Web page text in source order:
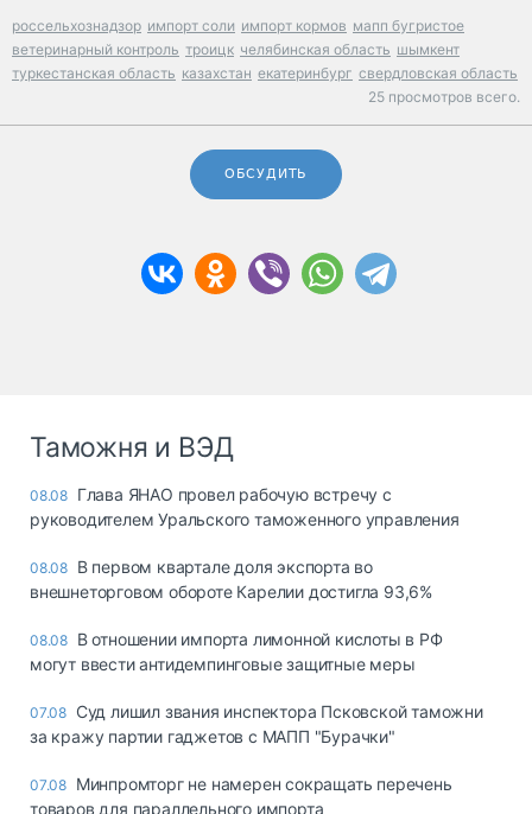
россельхознадзор импорт соли импорт кормов мапп бугристое
ветеринарный контроль троицк челябинская область шымкент
туркестанская область казахстан екатеринбург свердловская область
25 просмотров всего.
ОБСУДИТЬ
Таможня и ВЭД
08.08 Глава ЯНАО провел рабочую встречу с
руководителем Уральского таможенного управления
08.08 В первом квартале доля экспорта во
внешнеторговом обороте Карелии достигла 93,6%
08.08 В отношении импорта лимонной кислоты в РФ
могут ввести антидемпинговые защитные меры
07.08 Суд лишил звания инспектора Псковской таможни
за кражу партии гаджетов с МАПП "Бурачки"
07.08 Минпромторг не намерен сокращать перечень
товаров для параллельного импорта